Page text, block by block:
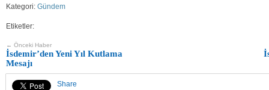
Kategori: Gündem
Etiketler:
← Önceki Haber
İsdemir’den Yeni Yıl Kutlama
Mesajı
Share